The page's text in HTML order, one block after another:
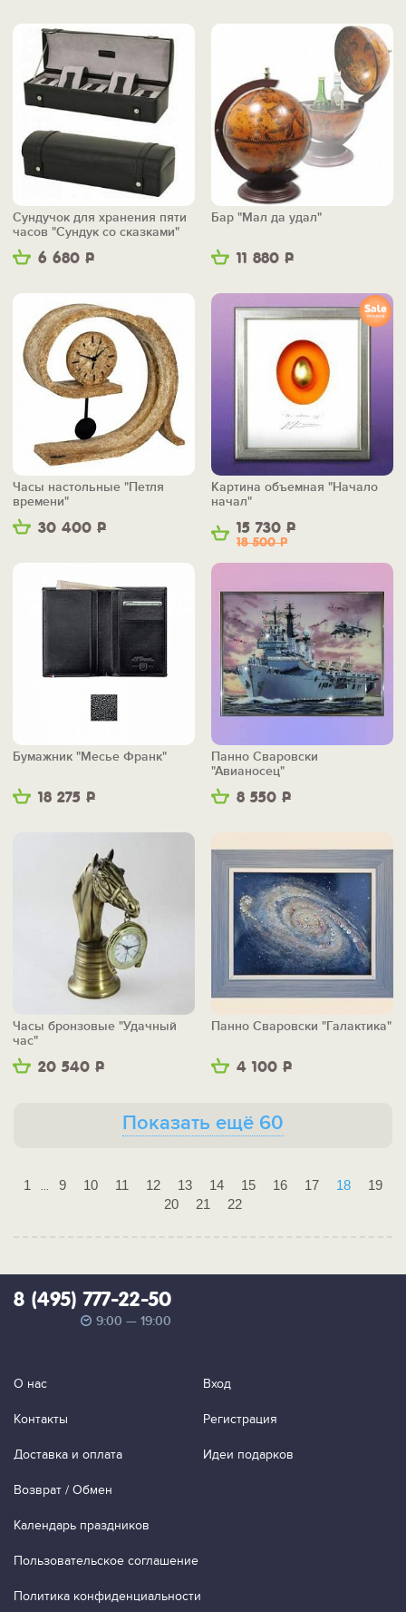
6 680 Р
Сундучок для хранения пяти
часов "Сундук со сказками"
11 880 Р
Бар "Мал да удал"
30 400 Р
Часы настольные "Петля
времени"
15 730 Р
18 500Р
Картина объемная "Начало
начал"
18 275 Р
Бумажник "Месье Франк"
8 550 Р
Панно Сваровски
"Авианосец"
20 540 Р
Часы бронзовые "Удачный
час"
4 100 Р
Панно Сваровски "Галактика"
Показать ещё 60
1 ... 9 10 11 12 13 14 15 16 17 18
19
20
21 22
8 (495) 777-22-50
9:00 — 19:00
О нас
Контакты
Доставка и оплата
Возврат / Обмен
Календарь праздников
Пользовательское соглашение
Политика конфиденциальности
Вход
Регистрация
Идеи подарков